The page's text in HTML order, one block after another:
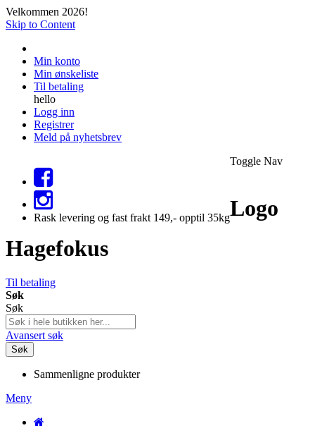
Velkommen 2026!
Skip to Content
Min konto
Min ønskeliste
Til betaling
hello
Logg inn
Registrer
Meld på nyhetsbrev
Rask levering og fast frakt 149,- opptil 35kg
Toggle Nav
Logo
Hagefokus
Til betaling
Søk
Søk
Avansert søk
Søk
Sammenligne produkter
Meny